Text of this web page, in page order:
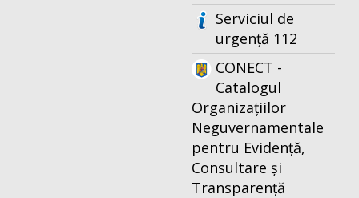
Serviciul de
urgență 112
CONECT -
Catalogul
Organizațiilor
Neguvernamentale
pentru Evidență,
Consultare și
Transparență